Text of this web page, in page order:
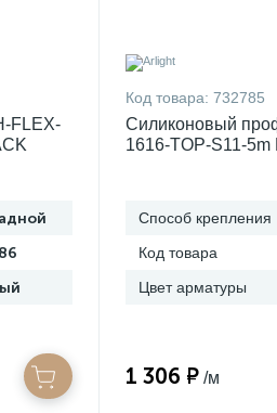
FLEX-
Код товара: 732785
Силиконовый
1616-TOP-S11-
Способ крепления
Код товара
Цвет арматуры
1 306 ₽ /м